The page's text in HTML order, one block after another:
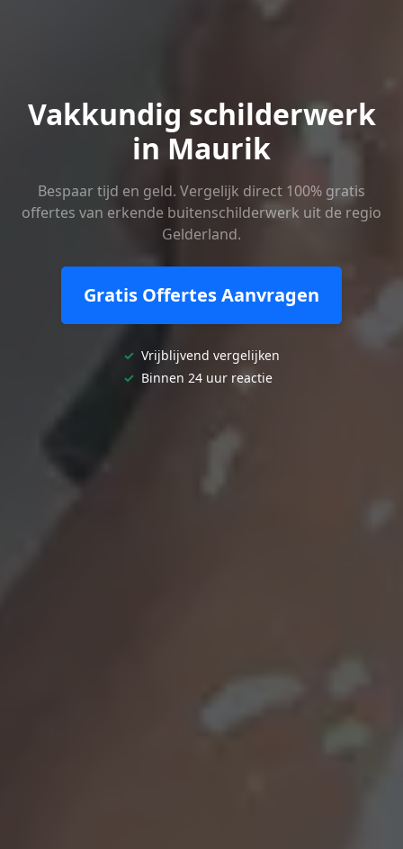
Vakkundig schilderwerk
in Maurik
Bespaar tijd en geld. Vergelijk direct 100% gratis
offertes van erkende buitenschilderwerk uit de regio
Gelderland.
Gratis Offertes Aanvragen
✓ Vrijblijvend vergelijken
✓ Binnen 24 uur reactie